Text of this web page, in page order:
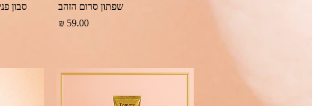
תצוגה מהירהשפתון סרום הזהב
מחיר